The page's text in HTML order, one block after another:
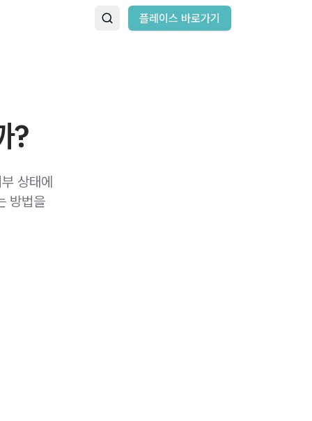
플레이스 바로가기
?
상태에
방법을